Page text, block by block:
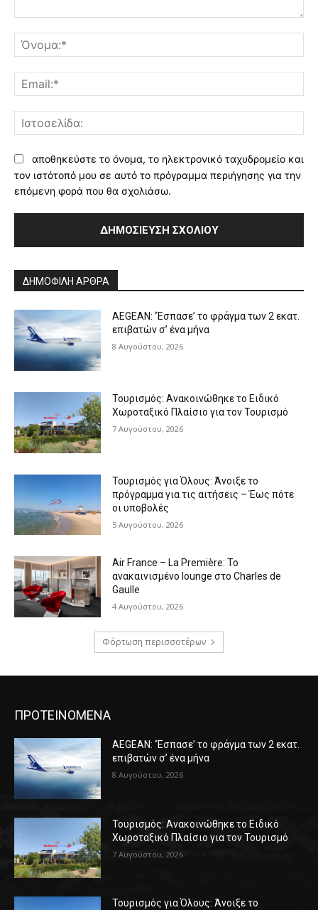
αποθηκεύστε το όνομα, το ηλεκτρονικό ταχυδρομείο και
τον ιστότοπό μου σε αυτό το πρόγραμμα περιήγησης για την
επόμενη φορά που θα σχολιάσω.
ΔΗΜΟΦΙΛΗ ΑΡΘΡΑ
AEGEAN: ‘Έσπασε’ το φράγμα των 2 εκατ.
επιβατών σ’ ένα μήνα
8 Αυγούστου, 2026
Τουρισμός: Ανακοινώθηκε το Ειδικό
Χωροταξικό Πλαίσιο για τον Τουρισμό
7 Αυγούστου, 2026
Τουρισμός για Όλους: Άνοιξε το
πρόγραμμα για τις αιτήσεις – Έως πότε
οι υποβολές
5 Αυγούστου, 2026
Air France – La Première: Το
ανακαινισμένο lounge στο Charles de
Gaulle
4 Αυγούστου, 2026
Φόρτωση περισσοτέρων
ΠΡΟΤΕΙΝΟΜΕΝΑ
AEGEAN: ‘Έσπασε’ το φράγμα των 2 εκατ.
επιβατών σ’ ένα μήνα
8 Αυγούστου, 2026
Τουρισμός: Ανακοινώθηκε το Ειδικό
Χωροταξικό Πλαίσιο για τον Τουρισμό
7 Αυγούστου, 2026
Τουρισμός για Όλους: Άνοιξε το